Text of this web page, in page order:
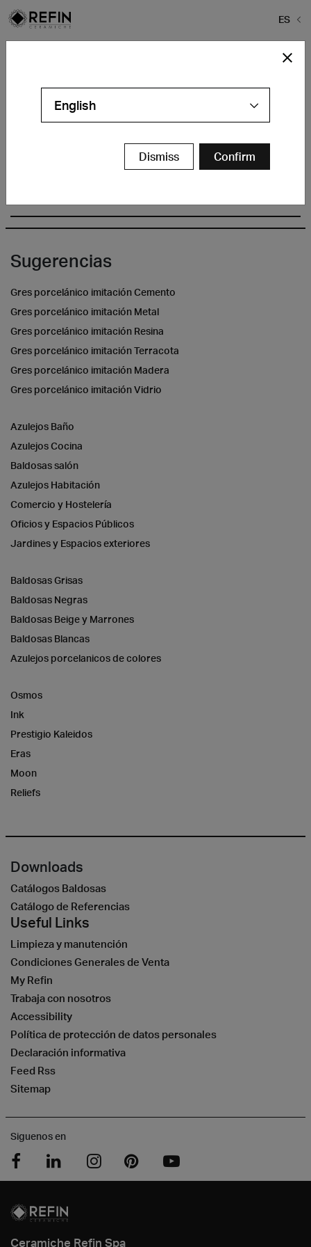
ES
Sugerencias
Gres porcelánico imitación Cemento
Gres porcelánico imitación Metal
Gres porcelánico imitación Resina
Gres porcelánico imitación Terracota
Gres porcelánico imitación Madera
Gres porcelánico imitación Vidrio
Azulejos Baño
Azulejos Cocina
Baldosas salón
Azulejos Habitación
Comercio y Hostelería
Oficios y Espacios Públicos
Jardines y Espacios exteriores
Baldosas Grisas
Baldosas Negras
Baldosas Beige y Marrones
Baldosas Blancas
Azulejos porcelanicos de colores
Osmos
Ink
Prestigio Kaleidos
Eras
Moon
Reliefs
Downloads
Catálogos Baldosas
Catálogo de Referencias
Useful Links
Limpieza y manutención
Condiciones Generales de Venta
My Refin
Trabaja con nosotros
Accessibility
Política de protección de datos personales
Declaración informativa
Feed Rss
Sitemap
Siguenos en
Ceramiche Refin Spa
English
Dismiss Confirm